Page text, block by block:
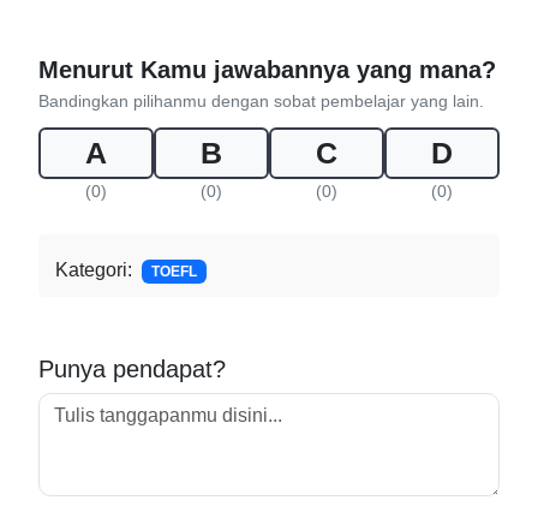
Menurut Kamu jawabannya yang mana?
Bandingkan pilihanmu dengan sobat pembelajar yang lain.
A
(0)
B
(0)
C
(0)
D
(0)
Kategori: TOEFL
Punya pendapat?